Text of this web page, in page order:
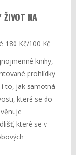
ŽIVOT NA
180 Kč/100 Kč
knihy,
prohlídky
i to, jak samotná
které se do
které se v